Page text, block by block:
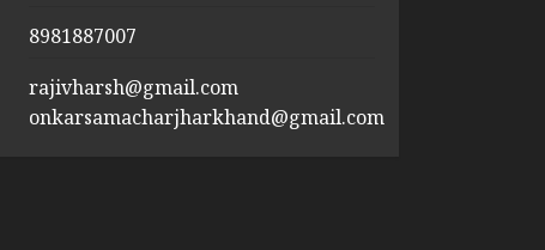
8981887007
rajivharsh@gmail.com
onkarsamacharjharkhand@gmail.com